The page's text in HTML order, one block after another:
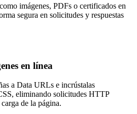
imágenes, PDFs o certificados en
segura en solicitudes y respuestas
en línea
a Data URLs e incrústalas
eliminando solicitudes HTTP
de la página.